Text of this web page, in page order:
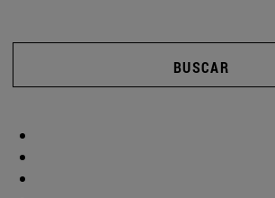
BUSCAR